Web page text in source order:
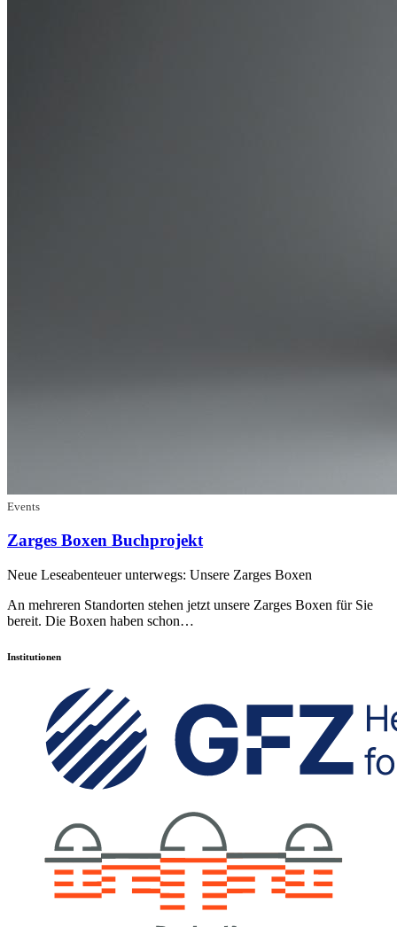
Events
Zarges Boxen Buchprojekt
Neue Leseabenteuer unterwegs: Unsere Zarges Boxen
An mehreren Standorten stehen jetzt unsere Zarges Boxen für Sie
bereit. Die Boxen haben schon…
Institutionen